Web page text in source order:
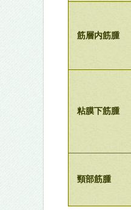
筋層内筋腫
粘膜下筋腫
頸部筋腫